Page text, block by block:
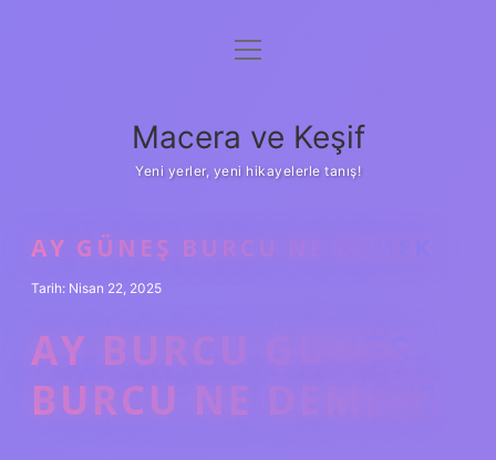
Anasayfa
Yasal Uyarı
menüyü
Macera ve Keşif
Yeni yerler, yeni hikayelerle tanış!
AY GÜNEŞ BURCU NE DEMEK
Tarih: Nisan 22, 2025
AY BURCU GÜNEŞ
BURCU NE DEMEK?